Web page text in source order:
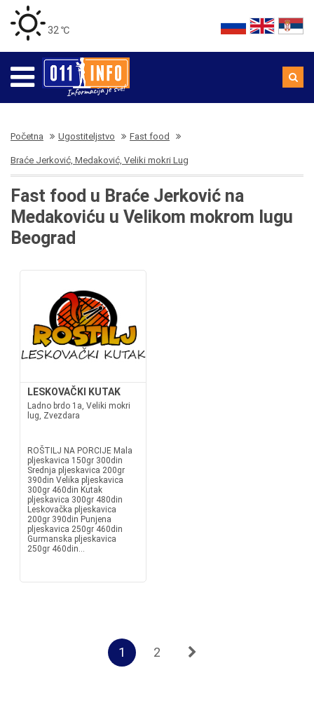
32 ℃
Početna Ugostiteljstvo Fast food
Braće Jerković, Medaković, Veliki mokri Lug
Fast food u Braće Jerković na
Medakoviću u Velikom mokrom lugu
Beograd
LESKOVAČKI KUTAK
Ladno brdo 1a, Veliki mokri
lug, Zvezdara
ROŠTILJ NA PORCIJE Mala
pljeskavica 150gr 300din
Srednja pljeskavica 200gr
390din Velika pljeskavica
300gr 460din Kutak
pljeskavica 300gr 480din
Leskovačka pljeskavica
200gr 390din Punjena
pljeskavica 250gr 460din
Gurmanska pljeskavica
250gr 460din...
1 2